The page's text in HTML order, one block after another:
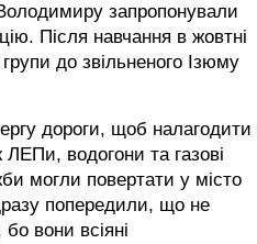
Володимиру запропонували
Після навчання в жовтні
до звільненого Ізюму
дороги, щоб налагодити
водогони та газові
могли повертати у місто
попередили, що не
вони всіяні